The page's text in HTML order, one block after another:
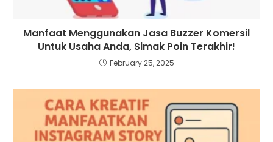
Manfaat Menggunakan Jasa Buzzer Komersil
Untuk Usaha Anda, Simak Poin Terakhir!
February 25, 2025